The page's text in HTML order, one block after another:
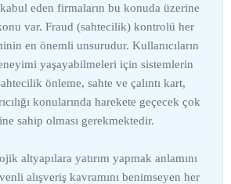
eden firmaların bu konuda üzerine
var. Fraud (sahtecilik) kontrolü her
en önemli unsurudur. Kullanıcıların
yaşayabilmeleri için sistemlerin
önleme, sahte ve çalıntı kart,
konularında harekete geçecek çok
sahip olması gerekmektedir.
altyapılara yatırım yapmak anlamını
alışveriş kavramını benimseyen her